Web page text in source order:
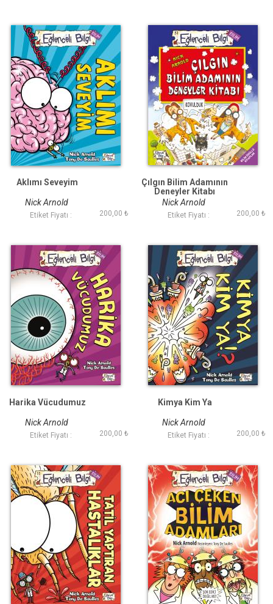
Aklımı Seveyim
Nick Arnold
Etiket Fiyatı : 200,00 ₺
Çılgın Bilim Adamının
Deneyler Kitabı
Nick Arnold
Etiket Fiyatı : 200,00 ₺
Harika Vücudumuz
Nick Arnold
Etiket Fiyatı : 200,00 ₺
Kimya Kim Ya
Nick Arnold
Etiket Fiyatı : 200,00 ₺